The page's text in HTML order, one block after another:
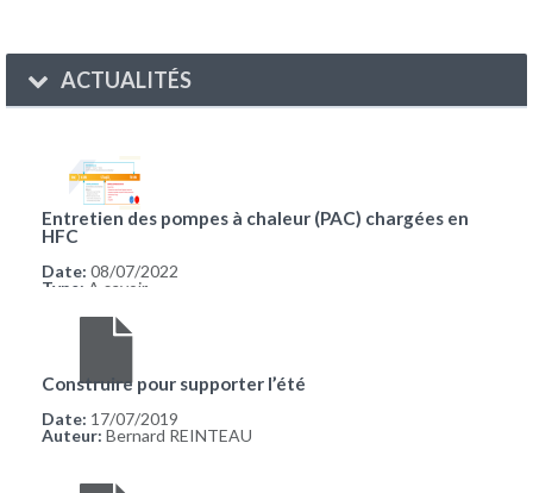
ACTUALITÉS
Entretien des pompes à chaleur (PAC) chargées en
HFC
Date: 08/07/2022
Type: A savoir
Construire pour supporter l’été
Date: 17/07/2019
Auteur: Bernard REINTEAU